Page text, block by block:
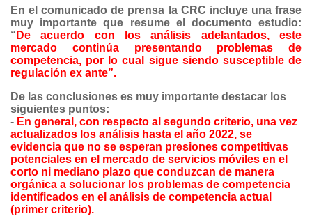
En el comunicado de prensa la CRC incluye una frase
muy importante que resume el documento estudio:
“ De acuerdo con los análisis adelantados, este
mercado continúa presentando problemas de
competencia, por lo cual sigue siendo susceptible de
regulación ex ante”.
De las conclusiones es muy importante destacar los
siguientes puntos:
- En general, con respecto al segundo criterio, una vez
actualizados los análisis hasta el año 2022, se
evidencia que no se esperan presiones competitivas
potenciales en el mercado de servicios móviles en el
corto ni mediano plazo que conduzcan de manera
orgánica a solucionar los problemas de competencia
identificados en el análisis de competencia actual
(primer criterio).